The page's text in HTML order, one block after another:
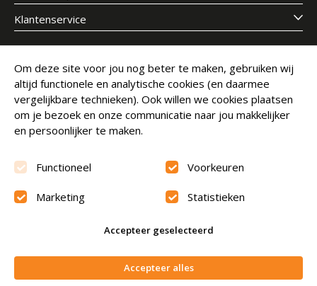
In winkelwagen
Klantenservice
Meld je aan voor onze nieuwsbrief
E-mailadres
Abonneer
Beoordeling9.6
© Copyright 2026 Kookpunt.nl|Algemene voorwaarden
Privacyverklaring|Cookies
Om deze site voor jou nog beter te maken, gebruiken wij
altijd functionele en analytische cookies (en daarmee
vergelijkbare technieken). Ook willen we cookies plaatsen
om je bezoek en onze communicatie naar jou makkelijker
en persoonlijker te maken.
Functioneel Voorkeuren
Marketing Statistieken
Accepteer geselecteerd
Accepteer alles